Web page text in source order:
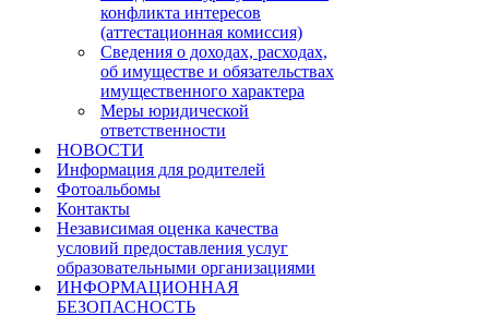
конфликта интересов
(аттестационная комиссия)
Сведения о доходах, расходах,
об имуществе и обязательствах
имущественного характера
Меры юридической
ответственности
НОВОСТИ
Информация для родителей
Фотоальбомы
Контакты
Независимая оценка качества
условий предоставления услуг
образовательными организациями
ИНФОРМАЦИОННАЯ
БЕЗОПАСНОСТЬ